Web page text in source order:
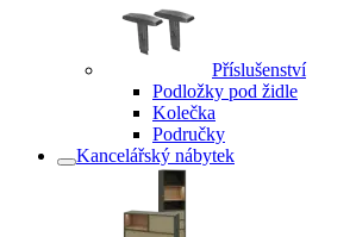
Příslušenství
Podložky pod židle
Kolečka
Područky
Kancelářský nábytek